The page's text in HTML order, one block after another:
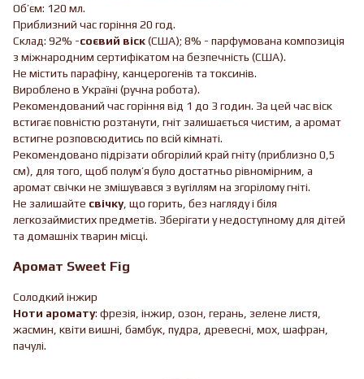
Об’єм: 120 мл.
Приблизний час горіння 20 год.
Склад: 92% -соєвий віск(США); 8% - парфумована композиція
з міжнародним сертифікатом на безпечність (США).
Не містить парафіну, канцерогенів та токсинів.
Вироблено в Україні (ручна робота).
Рекомендований час горіння від 1 до 3 годин. За цей час віск
встигає повністю розтанути, гніт залишається чистим, а аромат
встигне розповсюдитись по всій кімнаті.
Рекомендовано підрізати обгорілий край гніту (приблизно 0,5
см), для того, щоб полум’я було достатньо рівномірним, а
аромат свічки не змішувався з вугіллям на згорілому гніті.
Не залишайте свічку, що горить, без нагляду і біля
легкозаймистих предметів. Зберігати у недоступному для дітей
та домашніх тварин місці.
Аромат Sweet Fig
Солодкий інжир
Ноти аромату: фрезія, інжир, озон, герань, зелене листя,
жасмин, квіти вишні, бамбук, пудра, древесні, мох, шафран,
пачулі.